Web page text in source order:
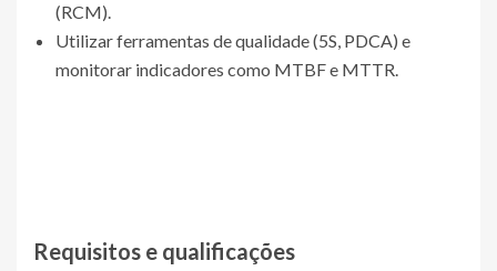
(RCM).
Utilizar ferramentas de qualidade (5S, PDCA) e
monitorar indicadores como MTBF e MTTR.
Requisitos e qualificações